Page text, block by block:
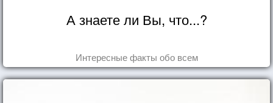
А знаете ли Вы, что...?
Интересные факты обо всем